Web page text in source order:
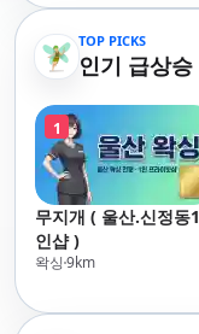
TOP PICKS
인기 급상승
1
무지개 ( 울산.신정동1
인샵 )
왁싱9km